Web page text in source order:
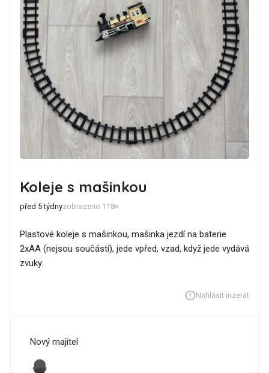
Koleje s mašinkou
před 5 týdnyzobrazeno 118×
Plastové koleje s mašinkou, mašinka jezdí na baterie
2xAA (nejsou součástí), jede vpřed, vzad, když jede vydává
zvuky.
Nahlásit inzerát
Nový majitel